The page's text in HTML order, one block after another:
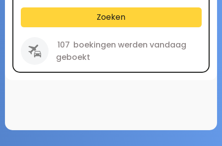
Zoeken
107 boekingen werden vandaag
geboekt